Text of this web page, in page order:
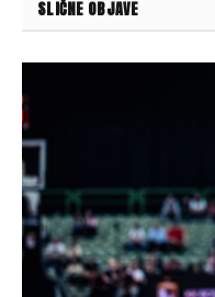
SLIČNE OBJAVE